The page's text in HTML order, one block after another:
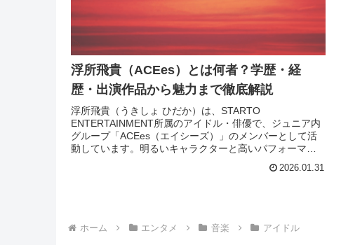
浮所飛貴（ACEes）とは何者？学歴・経
歴・出演作品から魅力まで徹底解説
浮所飛貴（うきしょ ひだか）は、STARTO
ENTERTAINMENT所属のアイドル・俳優で、ジュニア内
グループ「ACEes（エイシーズ）」のメンバーとして活
動しています。明るいキャラクターと高いパフォーマン
2026.01.31
ホーム エンタメ 音楽 アイドル